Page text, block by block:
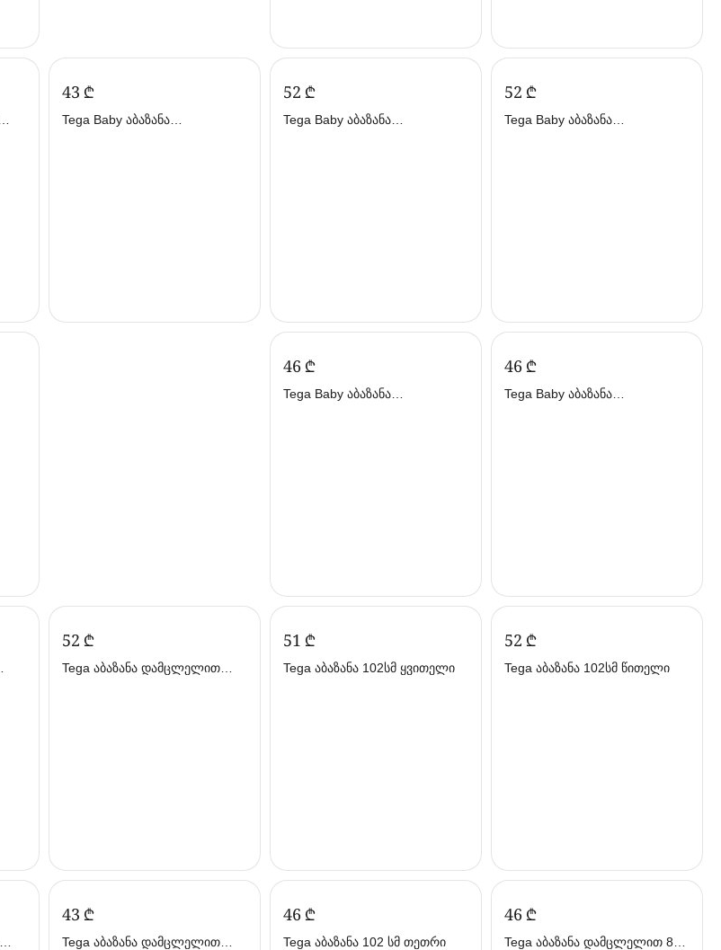
‍43‍ ₾
Tega Baby აბაზანა
‍52‍ ₾
Tega Baby აბაზანა
‍52‍ ₾
Tega Baby აბაზანა
‍46‍ ₾
Tega Baby აბაზანა
‍46‍ ₾
Tega Baby აბაზანა
‍52‍ ₾
Tega აბაზანა დამცლელით
‍51‍ ₾
Tega აბაზანა 102სმ ყვითელი
‍52‍ ₾
Tega აბაზანა 102სმ წითელი
‍43‍ ₾
Tega აბაზანა დამცლელით
‍46‍ ₾
Tega აბაზანა 102 სმ თეთრი
‍46‍ ₾
Tega აბაზანა დამცლელით 86